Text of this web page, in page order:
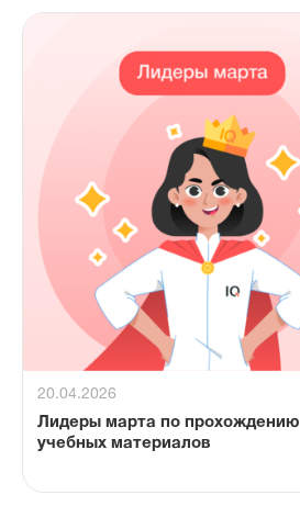
20.04.2026
Лидеры марта по прохождению
учебных материалов